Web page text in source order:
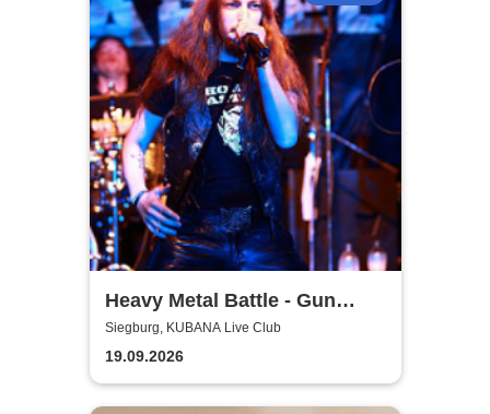
Heavy Metal Battle - Gun
Barrel, Warwolf + 1
Siegburg, KUBANA Live Club
19.09.2026